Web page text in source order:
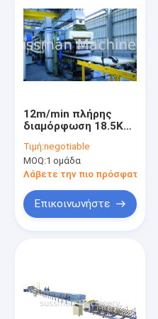
12m/min πλήρης
διαμόρφωση 18.5Kw
επιτροπής
σάντουιτς
πολυουρεθάνιου
Τιμή:negotiable
MOQ:1 ομάδα
Λάβετε την πιο πρόσφατη
Επικοινωνήστε